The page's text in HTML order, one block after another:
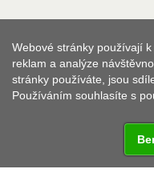
Webové stránky používají
reklam a analýze
stránky používáte, jsou
Používáním souhlasíte s